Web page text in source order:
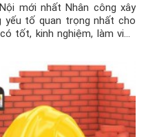
mới nhất Nhân công xây
yếu tố quan trọng nhất cho
tốt, kinh nghiệm, làm việc